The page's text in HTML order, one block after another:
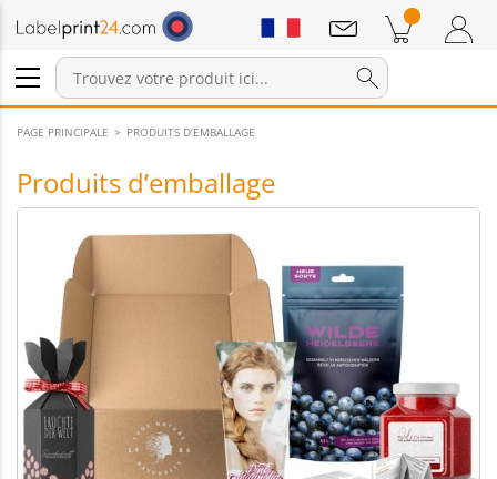
Connexion / Inscription
Produits dans le panier
Annonces
PAGE PRINCIPALE PRODUITS D’EMBALLAGE
Produits d’emballage